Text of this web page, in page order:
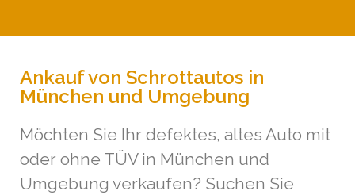
Ankauf von Schrottautos in
München und Umgebung
Möchten Sie Ihr defektes, altes Auto mit
oder ohne TÜV in München und
Umgebung verkaufen? Suchen Sie